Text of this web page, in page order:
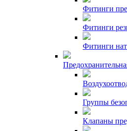
Фитинги
Фитинги
Фитинги
Группы
Клапаны